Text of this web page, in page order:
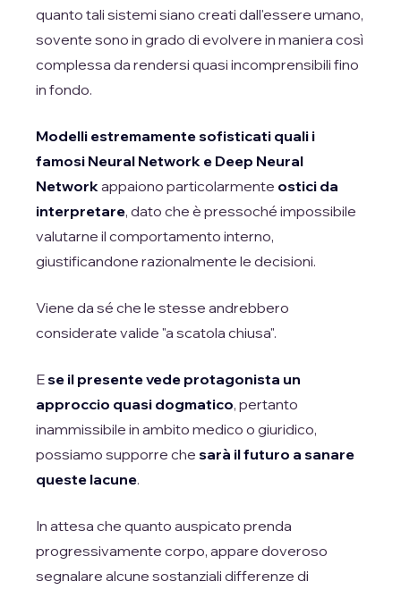
quanto tali sistemi siano creati dall'essere umano,
sovente sono in grado di evolvere in maniera così
complessa da rendersi quasi incomprensibili fino
in fondo.
Modelli estremamente sofisticati quali i
famosi Neural Network e Deep Neural
Networkappaiono particolarmente ostici da
interpretare, dato che è pressoché impossibile
valutarne il comportamento interno,
giustificandone razionalmente le decisioni.
Viene da sé che le stesse andrebbero
considerate valide "a scatola chiusa".
Ese il presente vede protagonista un
approccio quasi dogmatico, pertanto
inammissibile in ambito medico o giuridico,
possiamo supporre che sarà il futuro a sanare
queste lacune.
In attesa che quanto auspicato prenda
progressivamente corpo, appare doveroso
segnalare alcune sostanziali differenze di